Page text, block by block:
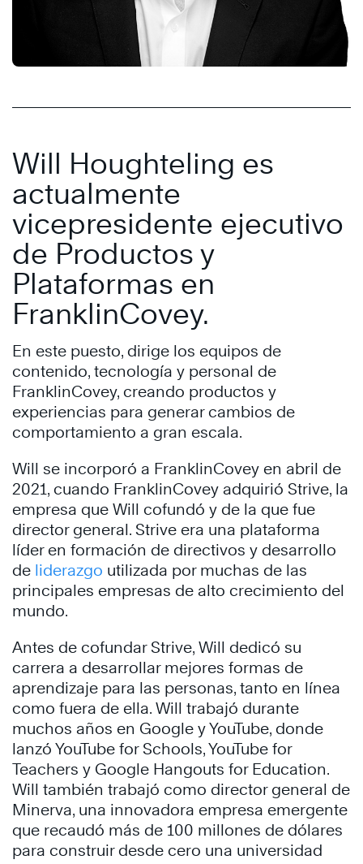
Will Houghteling es
actualmente
vicepresidente ejecutivo
de Productos y
Plataformas en
FranklinCovey.
En este puesto, dirige los equipos de
contenido, tecnología y personal de
FranklinCovey, creando productos y
experiencias para generar cambios de
comportamiento a gran escala.
Will se incorporó a FranklinCovey en abril de
2021, cuando FranklinCovey adquirió Strive, la
empresa que Will cofundó y de la que fue
director general. Strive era una plataforma
líder en formación de directivos y desarrollo
de liderazgo utilizada por muchas de las
principales empresas de alto crecimiento del
mundo.
Antes de cofundar Strive, Will dedicó su
carrera a desarrollar mejores formas de
aprendizaje para las personas, tanto en línea
como fuera de ella. Will trabajó durante
muchos años en Google y YouTube, donde
lanzó YouTube for Schools, YouTube for
Teachers y Google Hangouts for Education.
Will también trabajó como director general de
Minerva, una innovadora empresa emergente
que recaudó más de 100 millones de dólares
para construir desde cero una universidad